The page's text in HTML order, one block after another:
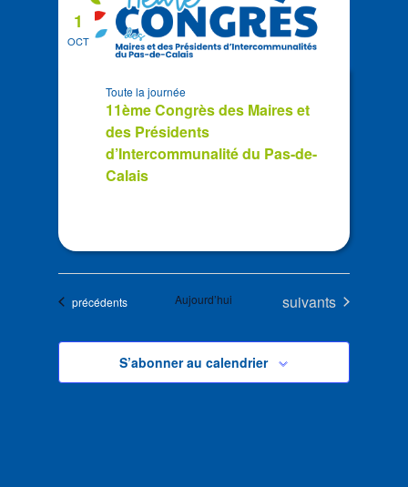
OCT
1
11ème Congrès des Maires et
des Présidents
d’Intercommunalité du Pas-de-
Calais
Toute la journée
Évènements
précédents Aujourd’hui Évènements
suivants
S’abonner au calendrier